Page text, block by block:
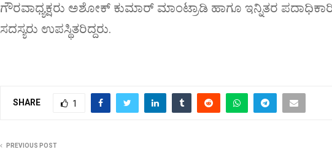
ಗೌರವಾಧ್ಯಕ್ಷರು ಅಶೋಕ್ ಕುಮಾರ್ ಮಾಂಟ್ರಾಡಿ ಹಾಗೂ ಇನ್ನಿತರ
ಸದಸ್ಯರು ಉಪಸ್ಥಿತರಿದ್ದರು.
SHARE 1
PREVIOUS POST